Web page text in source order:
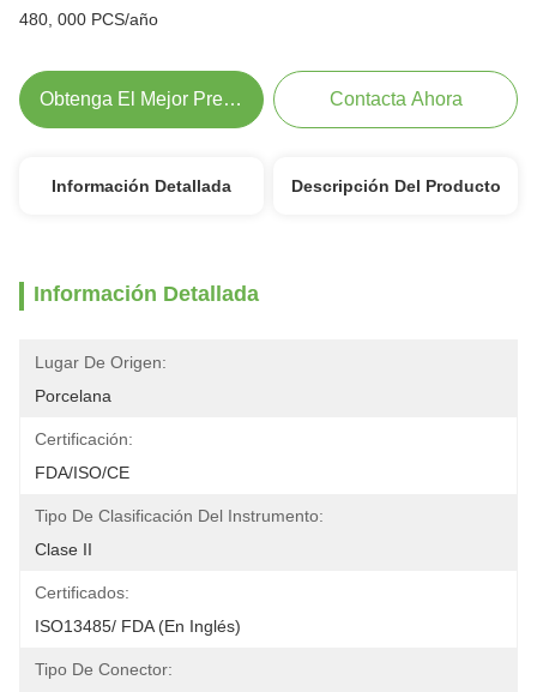
480, 000 PCS/año
Obtenga El Mejor Precio Contacta Ahora
Información Detallada Descripción Del Producto
Información Detallada
Lugar De Origen:
Porcelana
Certificación:
FDA/ISO/CE
Tipo De Clasificación Del Instrumento:
Clase II
Certificados:
ISO13485/ FDA (en Inglés)
Tipo De Conector: